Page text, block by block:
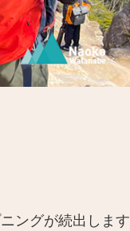
ングが続出します